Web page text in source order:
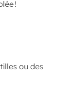
!
ou des